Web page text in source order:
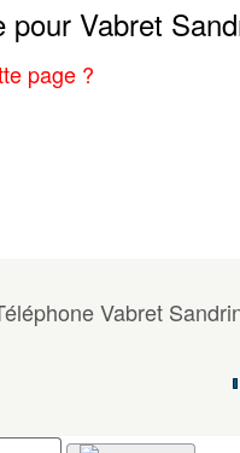
pour Vabret
page ?
Vabret